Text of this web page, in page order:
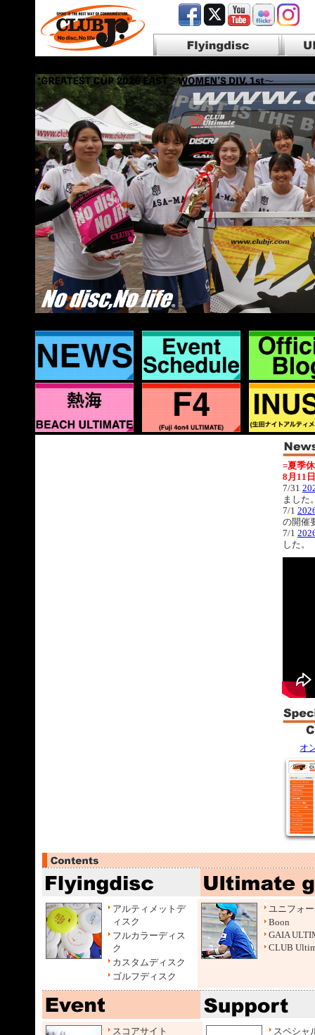
=夏季
8月11
7/31
ました
7/1
の開催
7/1
した。
6/29
されま
4/27
4/20
項を公
オ
アルティメットデ
ィスク
フルカラーディス
ク
カスタムディスク
ゴルフディスク
ユニフォ
Boon
GAIA
CLUB
スコアサイト
スペシャ